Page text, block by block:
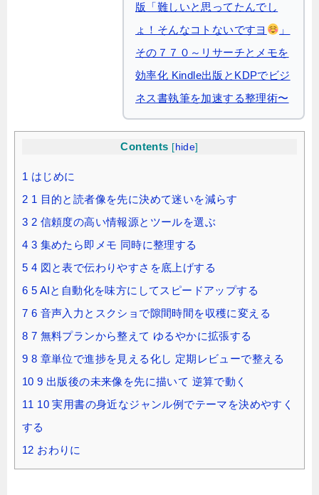
版「難しいと思ってたんでし
ょ！そんなコトないですヨ
」
その７７０～リサーチとメモを
効率化 Kindle出版とKDPでビジ
ネス書執筆を加速する整理術〜
Contents [ hide]
1 はじめに
2 1 目的と読者像を先に決めて迷いを減らす
3 2 信頼度の高い情報源とツールを選ぶ
4 3 集めたら即メモ 同時に整理する
5 4 図と表で伝わりやすさを底上げする
6 5 AIと自動化を味方にしてスピードアップする
7 6 音声入力とスクショで隙間時間を収穫に変える
8 7 無料プランから整えて ゆるやかに拡張する
9 8 章単位で進捗を見える化し 定期レビューで整える
10 9 出版後の未来像を先に描いて 逆算で動く
11 10 実用書の身近なジャンル例でテーマを決めやすく
する
12 おわりに